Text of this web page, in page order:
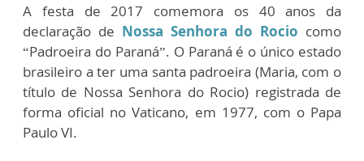
A festa de 2017 comemora os 40 anos da
declaração de Nossa Senhora do Rocio como
“Padroeira do Paraná”. O Paraná é o único estado
brasileiro a ter uma santa padroeira (Maria, com o
título de Nossa Senhora do Rocio) registrada de
forma oficial no Vaticano, em 1977, com o Papa
Paulo VI.